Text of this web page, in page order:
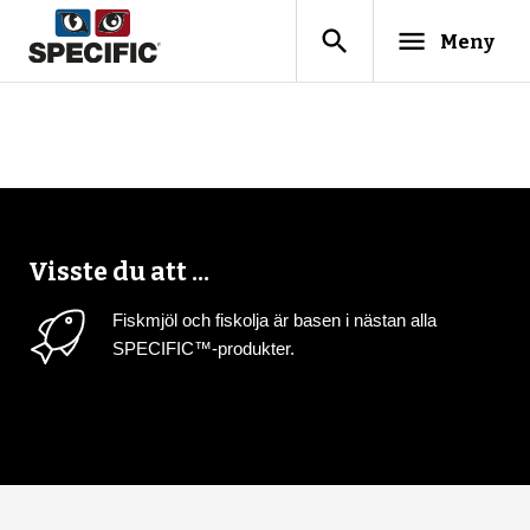
search menu Meny
Visste du att ...
Fiskmjöl och fiskolja är basen i nästan alla
SPECIFIC™-produkter.